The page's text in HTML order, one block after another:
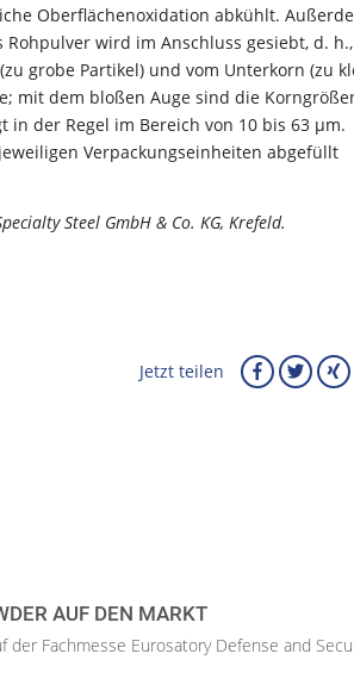
Oberflächenoxidation abkühlt.
wird im Anschluss gesiebt, d. h.,
grobe Partikel) und vom Unterkorn (zu
mit dem bloßen Auge sind die
der Regel im Bereich von 10 bis 63 µm.
Verpackungseinheiten abgefüllt
Steel GmbH & Co. KG, Krefeld.
Jetzt teilen
AUF DEN MARKT
Fachmesse Eurosatory Defense and